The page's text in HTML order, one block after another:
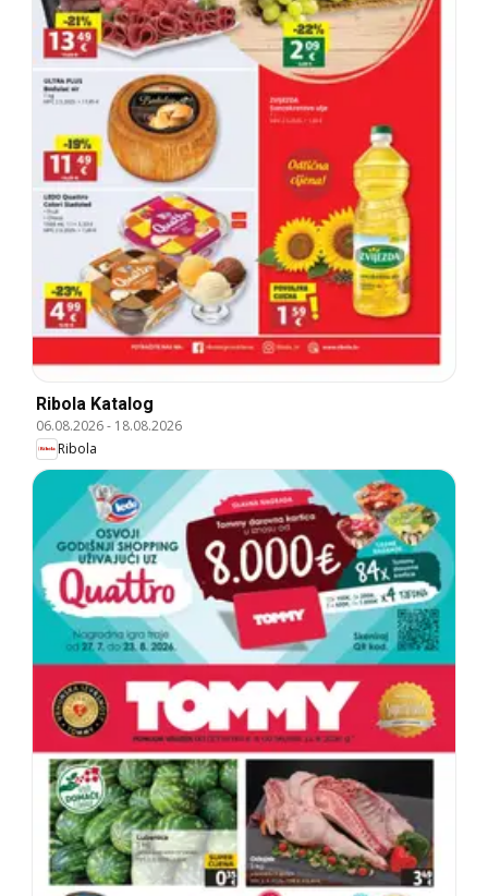
Ribola Katalog
06.08.2026- 18.08.2026
Ribola